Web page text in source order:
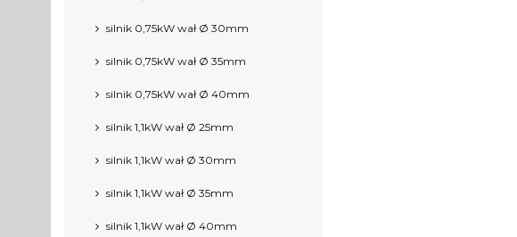
silnik 0,75kW wał Ø 30mm
silnik 0,75kW wał Ø 35mm
silnik 0,75kW wał Ø 40mm
silnik 1,1kW wał Ø 25mm
silnik 1,1kW wał Ø 30mm
silnik 1,1kW wał Ø 35mm
silnik 1,1kW wał Ø 40mm